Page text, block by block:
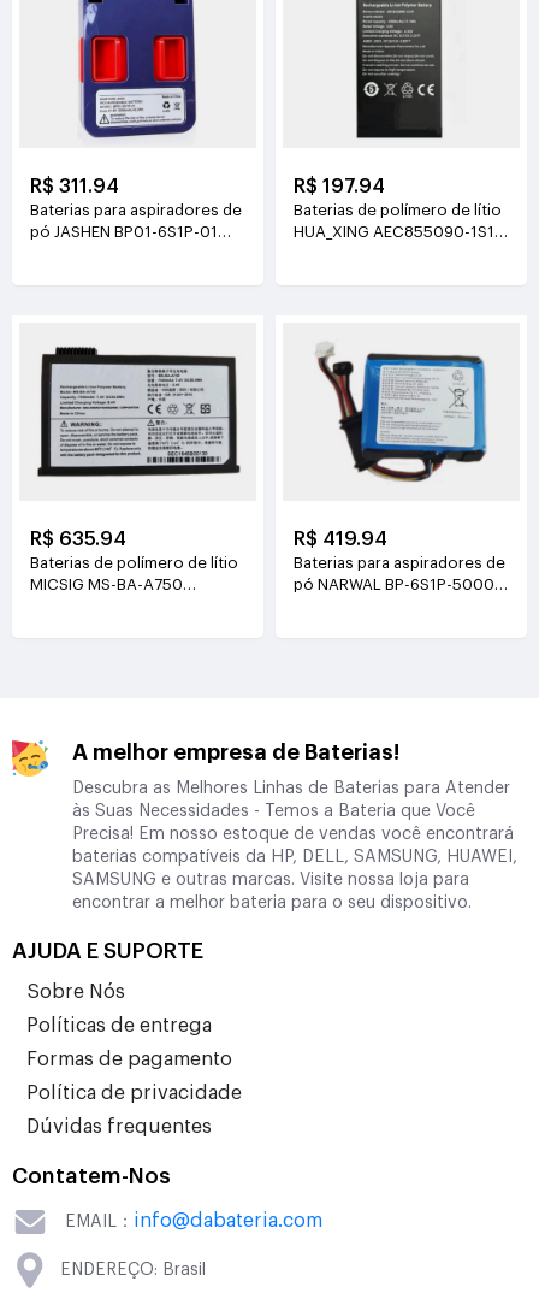
R$ 311.94
Baterias para aspiradores de
pó JASHEN BP01-6S1P-01
R$ 197.94
Baterias de polímero de lítio
HUA_XING AEC855090-1S1P
R$ 635.94
Baterias de polímero de lítio
MICSIG MS-BA-A750
R$ 419.94
Baterias para aspiradores de
pó NARWAL BP-6S1P-5000A
A melhor empresa de Baterias!
Descubra as Melhores Linhas de Baterias para Atender
às Suas Necessidades - Temos a Bateria que Você
Precisa! Em nosso estoque de vendas você encontrará
baterias compatíveis da HP, DELL, SAMSUNG, HUAWEI,
SAMSUNG e outras marcas. Visite nossa loja para
encontrar a melhor bateria para o seu dispositivo.
AJUDA E SUPORTE
Sobre Nós
Políticas de entrega
Formas de pagamento
Política de privacidade
Dúvidas frequentes
Contatem-Nos
EMAIL： info@dabateria.com
ENDEREÇO: Brasil